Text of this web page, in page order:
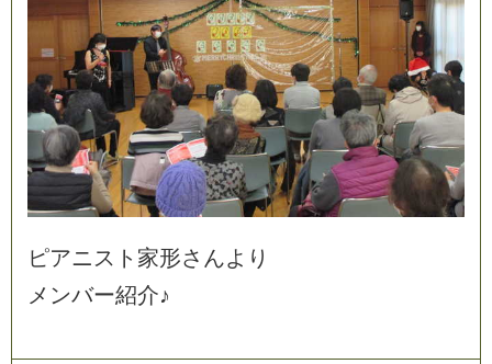
ピアニ ス ト 家形さ んよ り
メ ンバー紹介♪